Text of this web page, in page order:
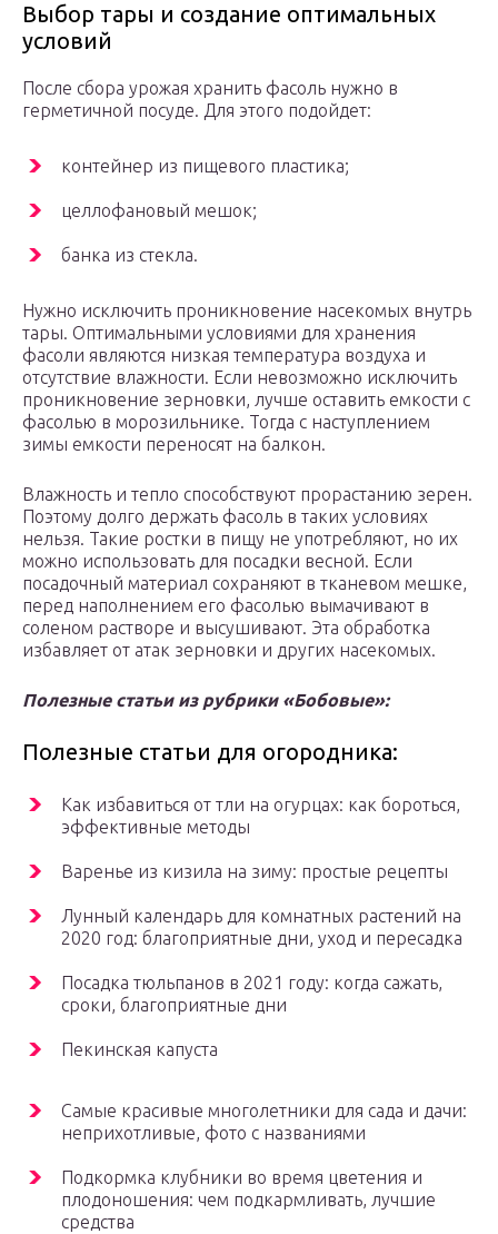
Выбор тары и создание оптимальных
условий
После сбора урожая хранить фасоль нужно в
герметичной посуде. Для этого подойдет:
контейнер из пищевого пластика;
целлофановый мешок;
банка из стекла.
Нужно исключить проникновение насекомых внутрь
тары. Оптимальными условиями для хранения
фасоли являются низкая температура воздуха и
отсутствие влажности. Если невозможно исключить
проникновение зерновки, лучше оставить емкости с
фасолью в морозильнике. Тогда с наступлением
зимы емкости переносят на балкон.
Влажность и тепло способствуют прорастанию зерен.
Поэтому долго держать фасоль в таких условиях
нельзя. Такие ростки в пищу не употребляют, но их
можно использовать для посадки весной. Если
посадочный материал сохраняют в тканевом мешке,
перед наполнением его фасолью вымачивают в
соленом растворе и высушивают. Эта обработка
избавляет от атак зерновки и других насекомых.
Полезные статьи из рубрики «Бобовые»:
Полезные статьи для огородника:
Как избавиться от тли на огурцах: как бороться,
эффективные методы
Варенье из кизила на зиму: простые рецепты
Лунный календарь для комнатных растений на
2020 год: благоприятные дни, уход и пересадка
Посадка тюльпанов в 2021 году: когда сажать,
сроки, благоприятные дни
Пекинская капуста
Самые красивые многолетники для сада и дачи:
неприхотливые, фото с названиями
Подкормка клубники во время цветения и
плодоношения: чем подкармливать, лучшие
средства